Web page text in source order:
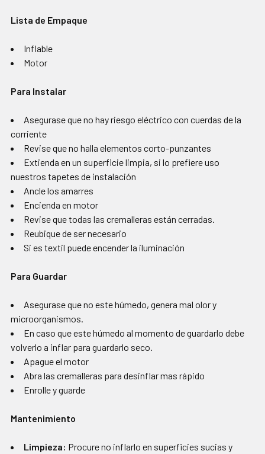
Lista de Empaque
Inflable
Motor
Para Instalar
Asegurase que no hay riesgo eléctrico con cuerdas de la
corriente
Revise que no halla elementos corto-punzantes
Extienda en un superficie limpia, si lo prefiere uso
nuestros tapetes de instalación
Ancle los amarres
Encienda en motor
Revise que todas las cremalleras están cerradas.
Reubique de ser necesario
Si es textil puede encender la iluminación
Para Guardar
Asegurase que no este húmedo, genera mal olor y
microorganismos.
En caso que este húmedo al momento de guardarlo debe
volverlo a inflar para guardarlo seco.
Apague el motor
Abra las cremalleras para desinflar mas rápido
Enrolle y guarde
Mantenimiento
Limpieza: Procure no inflarlo en superficies sucias y